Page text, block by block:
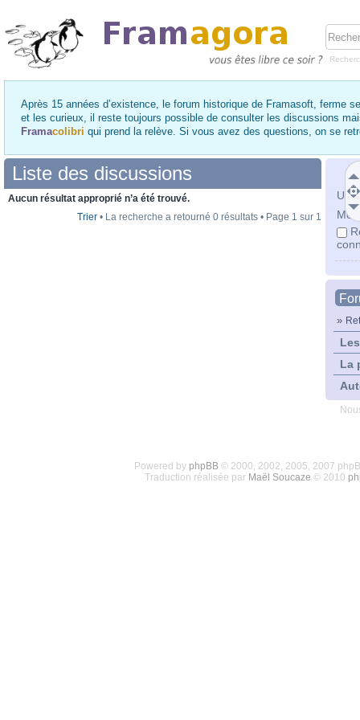
Après 15 années d’existence, le forum historique de Framasoft, ferme
et les curieux, il reste toujours possible de consulter les discussions
Framacolibri qui prend la relève. Si vous avez des questions, on se
Mot
»
La
Liste des discussions
Aucun résultat approprié n’a été trouvé.
Trier • La recherche a retourné 0 résultats • Page 1 sur 1
Powered by phpBB© 2000, 2002, 2005, 2007
Traduction réalisée par Maël Soucaze © 2010